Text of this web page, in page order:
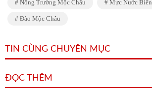
Nông Trường Mộc Châu Mực Nước Biển
Đào Mộc Châu
TIN CÙNG CHUYÊN MỤC
ĐỌC THÊM